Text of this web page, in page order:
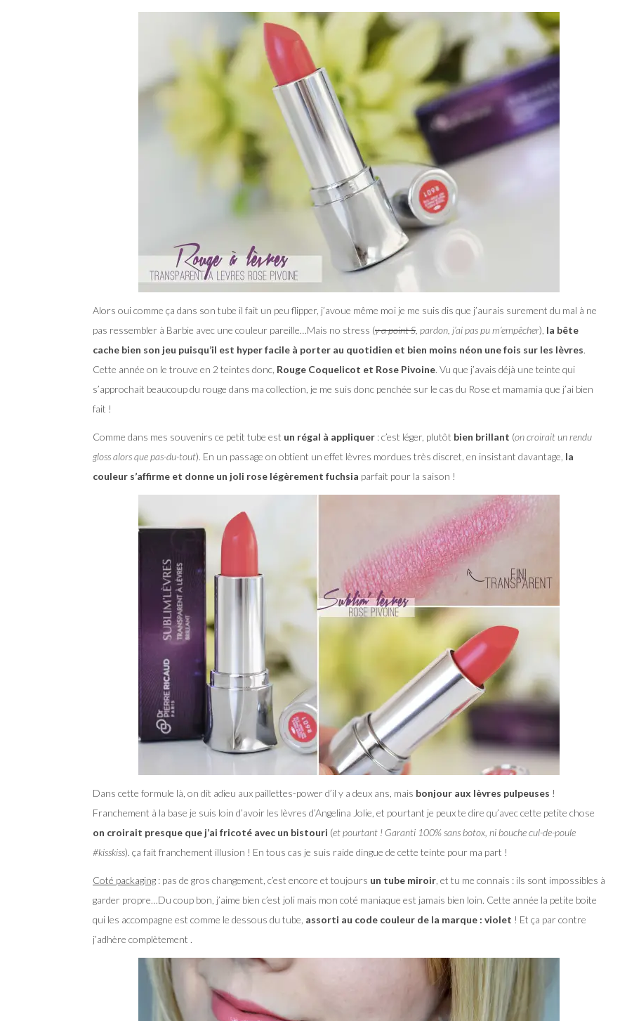
Alors oui comme ça dans son tube il fait un peu flipper, j’avoue même moi je me suis dis que j’aurais surement du mal à ne
pas ressembler à Barbie avec une couleur pareille…Mais no stress (y a point S , pardon, j’ai pas pu m’empêcher), la bête
cache bien son jeu puisqu’il est hyper facile à porter au quotidien et bien moins néon une fois sur les lèvres.
Cette année on le trouve en 2 teintes donc, Rouge Coquelicot et Rose Pivoine. Vu que j’avais déjà une teinte qui
s’approchait beaucoup du rouge dans ma collection, je me suis donc penchée sur le cas du Rose et mamamia que j’ai bien
fait !
Comme dans mes souvenirs ce petit tube est un régal à appliquer : c’est léger, plutôt bien brillant (on croirait un rendu
gloss alors que pas-du-tout). En un passage on obtient un effet lèvres mordues très discret, en insistant davantage, la
couleur s’affirme et donne un joli rose légèrement fuchsia parfait pour la saison !
Dans cette formule là, on dit adieu aux paillettes-power d’il y a deux ans, mais bonjour aux lèvres pulpeuses !
Franchement à la base je suis loin d’avoir les lèvres d’Angelina Jolie, et pourtant je peux te dire qu’avec cette petite chose
on croirait presque que j’ai fricoté avec un bistouri (et pourtant ! Garanti 100% sans botox, ni bouche cul-de-poule
#kisskiss). ça fait franchement illusion ! En tous cas je suis raide dingue de cette teinte pour ma part !
Coté packaging : pas de gros changement, c’est encore et toujours un tube miroir , et tu me connais : ils sont impossibles à
garder propre…Du coup bon, j’aime bien c’est joli mais mon coté maniaque est jamais bien loin. Cette année la petite boite
qui les accompagne est comme le dessous du tube, assorti au code couleur de la marque : violet ! Et ça par contre
j’adhère complètement .